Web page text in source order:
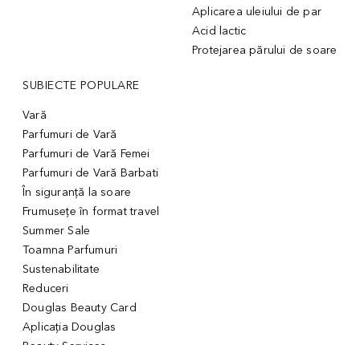
Aplicarea uleiului de par
Acid lactic
Protejarea părului de soare
SUBIECTE POPULARE
Vară
Parfumuri de Vară
Parfumuri de Vară Femei
Parfumuri de Vară Barbati
În siguranță la soare
Frumusețe în format travel
Summer Sale
Toamna Parfumuri
Sustenabilitate
Reduceri
Douglas Beauty Card
Aplicația Douglas